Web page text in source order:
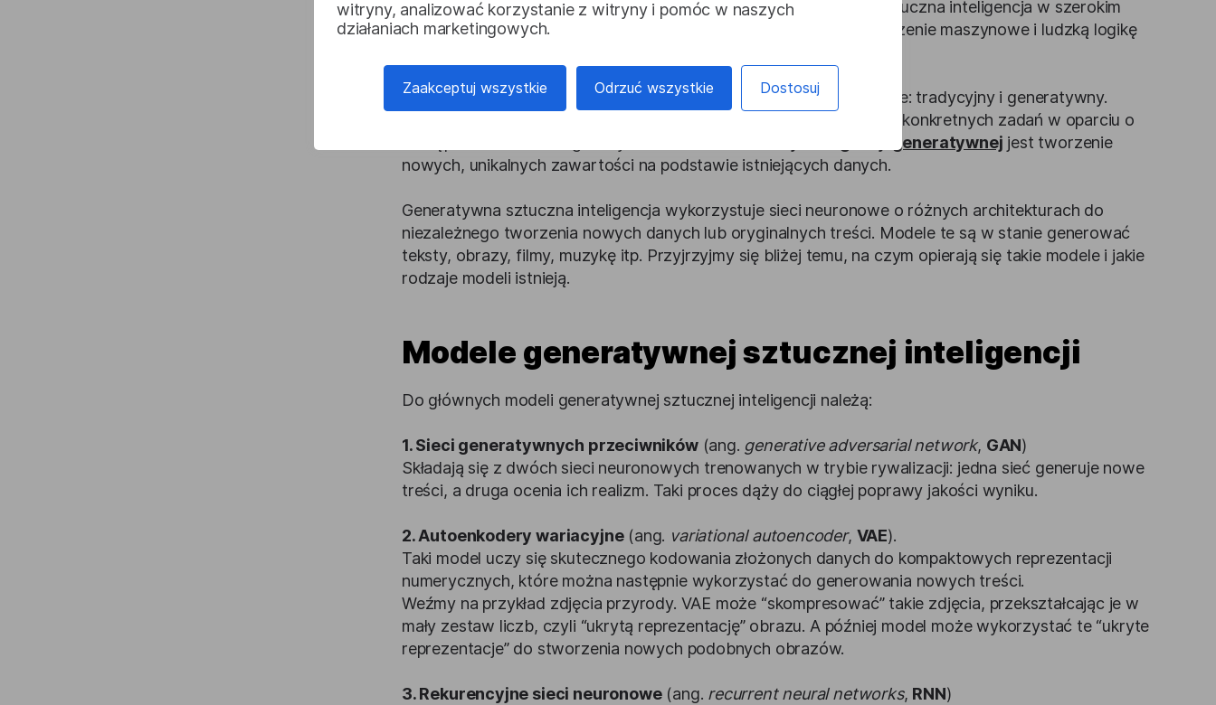
witryny, analizować korzystanie z witryny i pomóc w naszych
działaniach marketingowych.
Zaakceptuj wszystkie Odrzuć wszystkie Dostosuj
Aby zrozumieć to, musimy najpierw zastanowić się, co oznacza sztuczna inteligencja w szerokim
znaczeniu. Sztuczna inteligencja to technologia wykorzystująca uczenie maszynowe i ludzką logikę
W dziedzinie sztucznej inteligencji rozróżnia się dwa główne rodzaje: tradycyjny i generatywny.
Tradycyjna sztuczna inteligencja koncentruje się na rozwiązywaniu konkretnych zadań w oparciu o
sztucznej inteligencji generatywnej jest tworzenie
nowych, unikalnych zawartości na podstawie istniejących danych.
Generatywna sztuczna inteligencja wykorzystuje sieci neuronowe o różnych architekturach do
niezależnego tworzenia nowych danych lub oryginalnych treści. Modele te są w stanie generować
teksty, obrazy, filmy, muzykę itp. Przyjrzyjmy się bliżej temu, na czym opierają się takie modele i jakie
rodzaje modeli istnieją.
Modele generatywnej sztucznej inteligencji
Do głównych modeli generatywnej sztucznej inteligencji należą:
1. Sieci generatywnych przeciwników(ang. generative adversarial network, GAN)
Składają się z dwóch sieci neuronowych trenowanych w trybie rywalizacji: jedna sieć generuje nowe
treści, a druga ocenia ich realizm. Taki proces dąży do ciągłej poprawy jakości wyniku.
2. Autoenkodery wariacyjne(ang. variational autoencoder, VAE).
Taki model uczy się skutecznego kodowania złożonych danych do kompaktowych reprezentacji
numerycznych, które można następnie wykorzystać do generowania nowych treści.
Weźmy na przykład zdjęcia przyrody. VAE może “skompresować” takie zdjęcia, przekształcając je w
mały zestaw liczb, czyli “ukrytą reprezentację” obrazu. A później model może wykorzystać te “ukryte
reprezentacje” do stworzenia nowych podobnych obrazów.
3. Rekurencyjne sieci neuronowe(ang. recurrent neural networks, RNN)